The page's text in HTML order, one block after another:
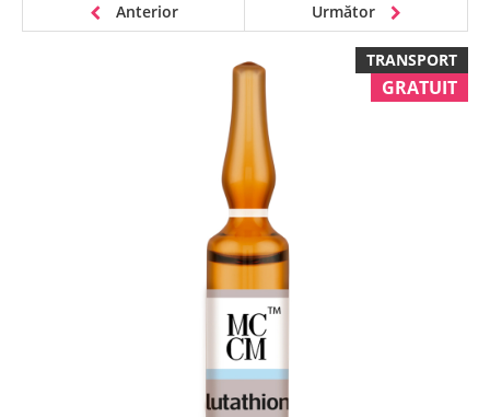
Anterior Următor
TRANSPORT
GRATUIT